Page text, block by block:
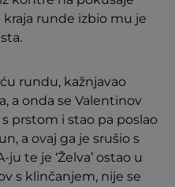
runde izbio mu je
rundu, kažnjavao
a onda se Valentinov
prstom i stao pa poslao
a ovaj ga je srušio s
te je ‘Želva’ ostao u
s klinčanjem, nije se